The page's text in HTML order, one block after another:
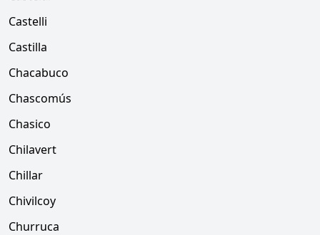
Castelli
Castilla
Chacabuco
Chascomús
Chasico
Chilavert
Chillar
Chivilcoy
Churruca